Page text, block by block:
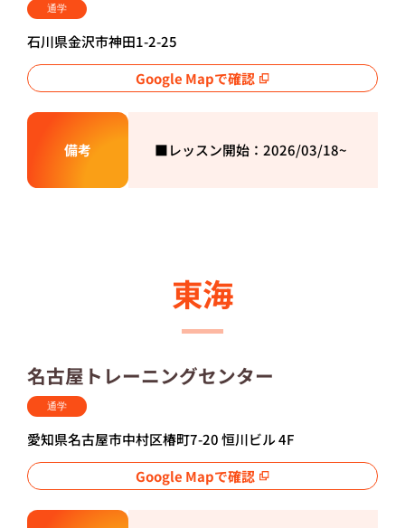
通学
石川県金沢市神田1-2-25
Google Mapで確認
備考 ■レッスン開始：2026/03/18~
東海
名古屋トレーニングセンター
通学
愛知県名古屋市中村区椿町7-20 恒川ビル 4F
Google Mapで確認